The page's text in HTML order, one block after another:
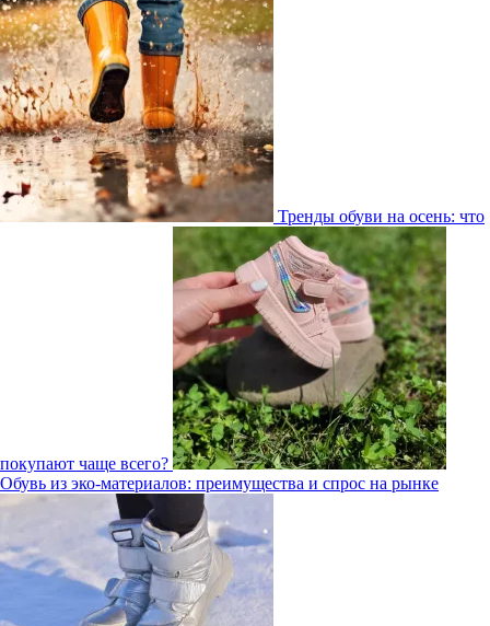
Тренды обуви на осень: что
покупают чаще всего?
Обувь из эко-материалов: преимущества и спрос на рынке